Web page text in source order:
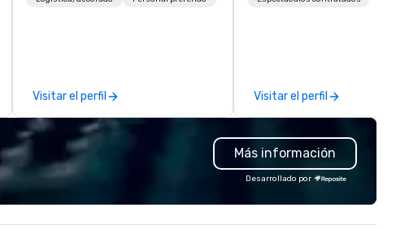
industries to conceptualize the
most innovative events for your
guests: design. - Finally, we tie it
all together to create a branded,
interactive experience structured
deliver. - russell harris EVENT
GROUP is a certified diversity
Visitar el perfil
deception, intuition, and the
human mind. Whether in
gatherings or larger venues,
style emphasizes
wonder, and the deeper
behind what it means to
believe. Testimonials: • “Gary
performed as a keynote for a
Visitar el perfil
Más información
Desarrollado por